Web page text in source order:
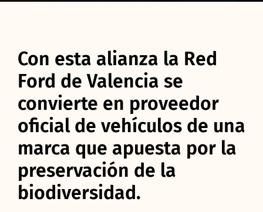
Con esta alianza la Red
Ford de Valencia se
convierte en proveedor
oficial de vehículos de una
marca que apuesta por la
preservación de la
biodiversidad.